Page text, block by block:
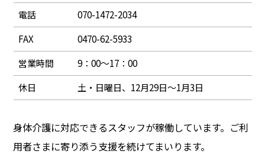
電話
070-1472-2034
FAX
0470-62-5933
営業時間
9：00～17：00
休日
土・日曜日、12月29日～1月3日
身体介護に対応できるスタッフが稼働しています。ご利
用者さまに寄り添う支援を続けてまいります。